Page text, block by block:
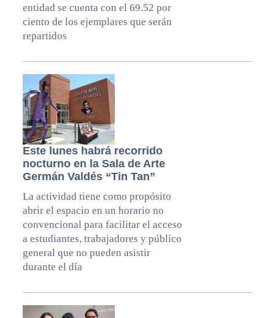
entidad se cuenta con el 69.52 por
ciento de los ejemplares que serán
repartidos
Este lunes habrá recorrido
nocturno en la Sala de Arte
Germán Valdés “Tin Tan”
La actividad tiene como propósito
abrir el espacio en un horario no
convencional para facilitar el acceso
a estudiantes, trabajadores y público
general que no pueden asistir
durante el día